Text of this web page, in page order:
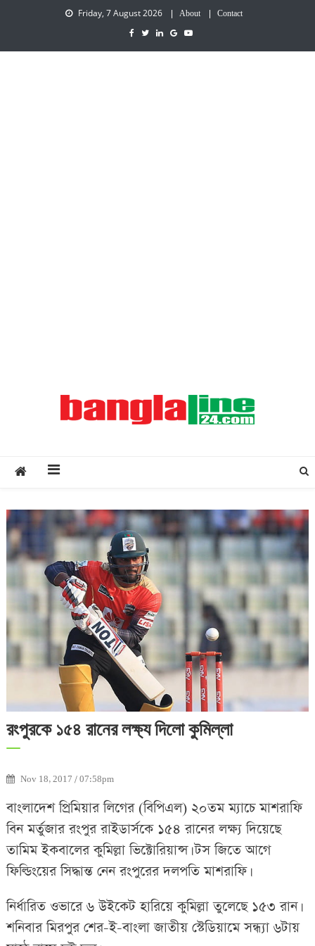
Friday, 7 August 2026 About Contact
রংপুরকে ১৫৪ রানের লক্ষ্য দিলো কুমিল্লা
Nov 18, 2017 / 07:58pm
বাংলাদেশ প্রিমিয়ার লিগের (বিপিএল) ২০তম ম্যাচে মাশরাফি
বিন মর্তুজার রংপুর রাইডার্সকে ১৫৪ রানের লক্ষ্য দিয়েছে
তামিম ইকবালের কুমিল্লা ভিক্টোরিয়ান্স। টস জিতে আগে
ফিল্ডিংয়ের সিদ্ধান্ত নেন রংপুরের দলপতি মাশরাফি।
নির্ধারিত ওভারে ৬ উইকেট হারিয়ে কুমিল্লা তুলেছে ১৫৩ রান।
শনিবার মিরপুর শের-ই-বাংলা জাতীয় স্টেডিয়ামে সন্ধ্যা ৬টায়